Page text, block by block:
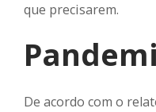
que precisarem.
De acordo com o